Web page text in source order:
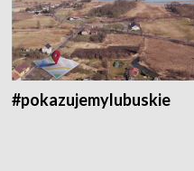
#pokazujemylubuskie